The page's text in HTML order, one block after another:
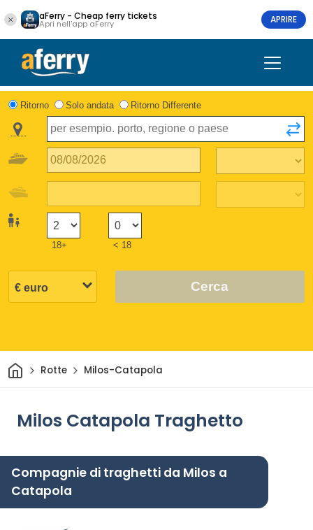
aFerry - Cheap ferry tickets
Apri nell'app aFerry APRIRE
Ritorno Solo andata Ritorno Differente
18+ < 18
Cerca
CasaRotte Milos-Catapola
Milos Catapola Traghetto
Compagnie di traghetti da Milos a
Catapola